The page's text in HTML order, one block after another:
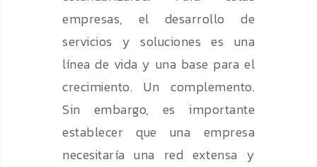
empresas, el desarrollo de
servicios y soluciones es una
línea de vida y una base para el
crecimiento. Un complemento.
Sin embargo, es importante
establecer que una empresa
necesitaría una red extensa y